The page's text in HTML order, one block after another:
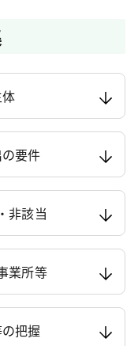
要件
非該当
業所等
把握